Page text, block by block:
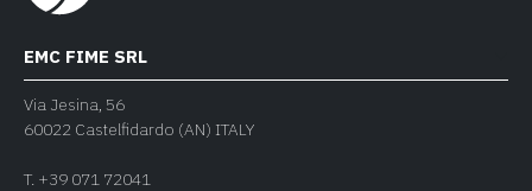
EMC FIME SRL
Via Jesina, 56
60022 Castelfidardo (AN) ITALY
T. +39 071 72041